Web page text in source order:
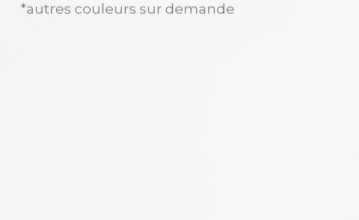
*autres couleurs sur demande